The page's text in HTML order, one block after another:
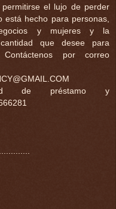
el lujo de perder
está hecho para personas,
y mujeres y la
que desee para
por correo
de préstamo y